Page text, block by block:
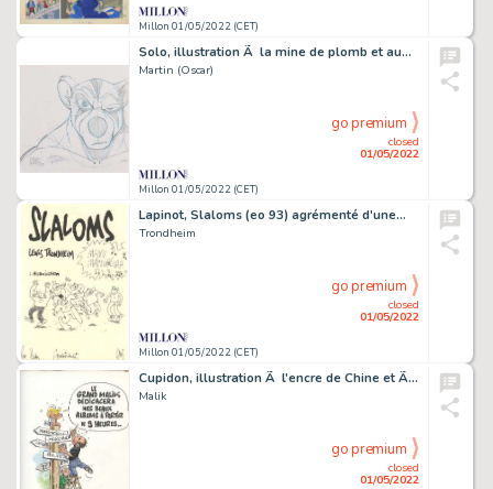
Millon 01/05/2022 (CET)
Solo, illustration Ã la mine de plomb et au…
Martin (Oscar)
Millon 01/05/2022 (CET)
closed
01/05/2022
go premium
Lapinot, Slaloms (eo 93) agrémenté d'une…
Trondheim
Millon 01/05/2022 (CET)
closed
01/05/2022
go premium
Cupidon, illustration Ã l'encre de Chine et Ã …
Malik
closed
01/05/2022
go premium